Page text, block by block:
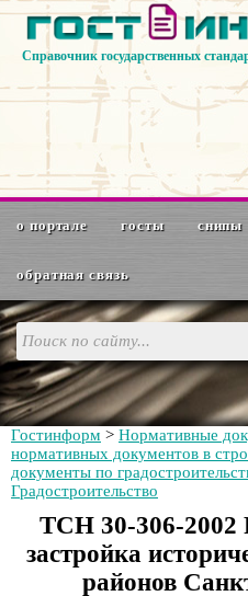
Справочник государственных
о портале госты снипы
обратная связь
Гостинформ > Нормативные
нормативных документов в
документы по
Градостроительство
ТСН 30-306-2002
застройка
районов